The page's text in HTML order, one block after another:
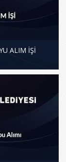
ALIM İŞİ